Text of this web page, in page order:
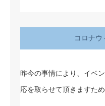
コロナウ
昨今の事情により、イベ
応を取らせて頂きますた